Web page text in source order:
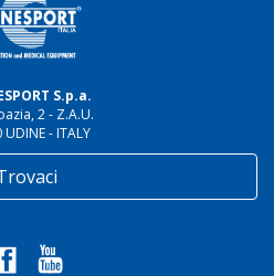
S.p.a.
2 - Z.A.U.
- ITALY